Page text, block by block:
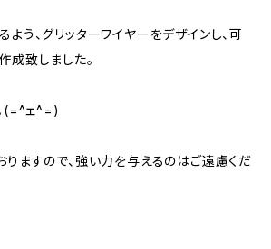
よう、グリッターワイヤーをデザインし、可
成致しました。
(=^ェ^=)
りますので、強い力を与えるのはご遠慮くだ